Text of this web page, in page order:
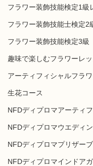
フラワー装飾技能検定1級
フラワー装飾技能士検定2
フラワー装飾技能検定3級
趣味で楽しむフラワーレ
アーティフィシャルフラ
生花コース
NFDディプロマアーティ
NFDディプロマウエディ
NFDディプロマプリザー
NFDディプロマインドア